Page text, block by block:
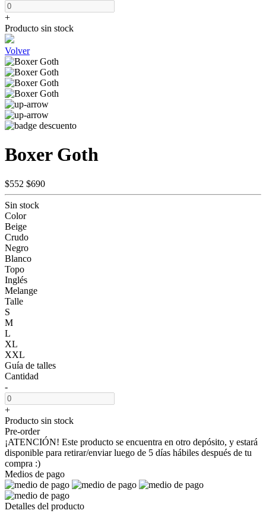
+
Producto sin stock
Volver
Boxer Goth
$552 $690
Sin stock
Color
Beige
Crudo
Negro
Blanco
Topo
Inglés
Melange
Talle
S
M
L
XL
XXL
Guía de talles
Cantidad
-
+
Producto sin stock
Pre-order
¡ATENCIÓN! Este producto se encuentra en otro depósito, y estará
disponible para retirar/enviar luego de 5 días hábiles después de tu
compra :)
Medios de pago
Detalles del producto